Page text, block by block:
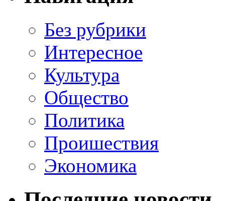
Без рубрики
Интересное
Культура
Общество
Политика
Проишествия
Экономика